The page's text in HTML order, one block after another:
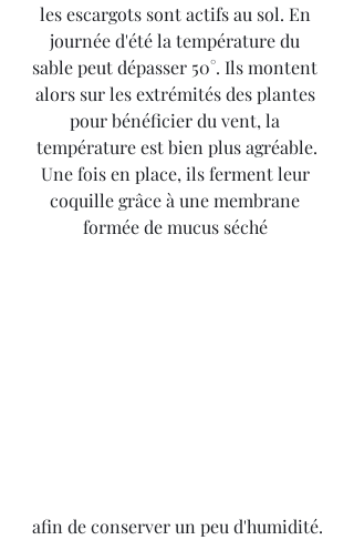
les escargots sont actifs au sol. En
journée d'été la température du
sable peut dépasser 50°. Ils montent
alors sur les extrémités des plantes
pour bénéficier du vent, la
température est bien plus agréable.
Une fois en place, ils ferment leur
coquille grâce à une membrane
formée de mucus séché
afin de conserver un peu d'humidité.